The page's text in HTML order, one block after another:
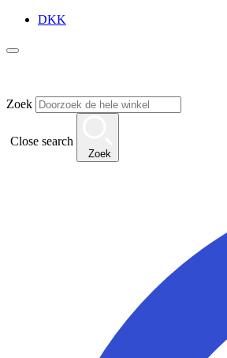
DKK
Zoek
Close search
Zoek